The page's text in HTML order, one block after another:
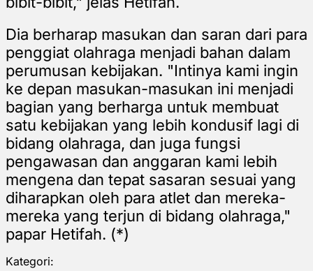
Dia berharap masukan dan saran dari para
penggiat olahraga menjadi bahan dalam
perumusan kebijakan. "Intinya kami ingin
ke depan masukan-masukan ini menjadi
bagian yang berharga untuk membuat
satu kebijakan yang lebih kondusif lagi di
bidang olahraga, dan juga fungsi
pengawasan dan anggaran kami lebih
mengena dan tepat sasaran sesuai yang
diharapkan oleh para atlet dan mereka-
mereka yang terjun di bidang olahraga,"
papar Hetifah. (*)
Kategori: